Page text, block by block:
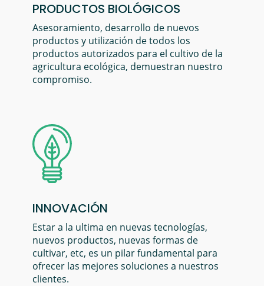
PRODUCTOS BIOLÓGICOS
Asesoramiento, desarrollo de nuevos
productos y utilización de todos los
productos autorizados para el cultivo de la
agricultura ecológica, demuestran nuestro
compromiso.
INNOVACIÓN
Estar a la ultima en nuevas tecnologías,
nuevos productos, nuevas formas de
cultivar, etc, es un pilar fundamental para
ofrecer las mejores soluciones a nuestros
clientes.